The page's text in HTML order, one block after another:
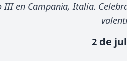
en Campania, Italia.
2 de